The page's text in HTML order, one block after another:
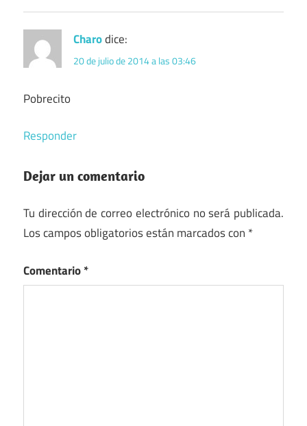
Charodice:
20 de julio de 2014 a las 03:46
Pobrecito
Responder
Dejar un comentario
Tu dirección de correo electrónico no será publicada.
Los campos obligatorios están marcados con *
Comentario*